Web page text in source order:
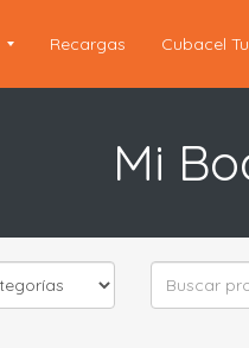
Recargas Cubacel
Mi